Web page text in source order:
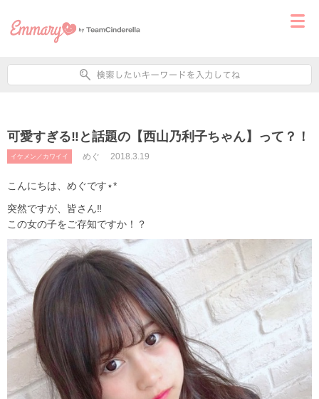
可愛すぎる‼と話題の【西山乃利子ちゃん】って？！
イケメン／カワイイ めぐ 2018.3.19
こんにちは、めぐです⋆*
突然ですが、皆さん‼
この女の子をご存知ですか！？